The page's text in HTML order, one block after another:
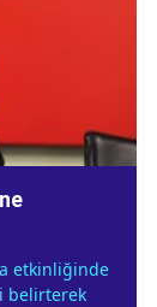
etkinliğinde
belirterek